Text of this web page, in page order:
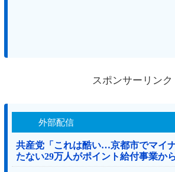
スポンサーリンク
外部配信
共産党「これは酷い…京都市でマイ
たない29万人がポイント給付事業か